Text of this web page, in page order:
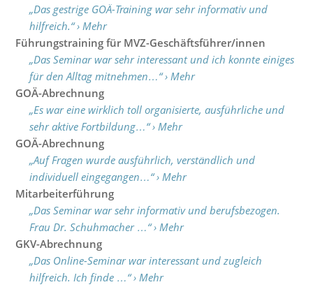
„Das gestrige GOÄ-Training war sehr informativ und
hilfreich.“ › Mehr
Führungstraining für MVZ-Geschäftsführer/innen
„Das Seminar war sehr interessant und ich konnte einiges
für den Alltag mitnehmen…“ › Mehr
GOÄ-Abrechnung
„Es war eine wirklich toll organisierte, ausführliche und
sehr aktive Fortbildung…“ › Mehr
GOÄ-Abrechnung
„Auf Fragen wurde ausführlich, verständlich und
individuell eingegangen…“ › Mehr
Mitarbeiterführung
„Das Seminar war sehr informativ und berufsbezogen.
Frau Dr. Schuhmacher …“ › Mehr
GKV-Abrechnung
„Das Online-Seminar war interessant und zugleich
hilfreich. Ich finde …“ › Mehr